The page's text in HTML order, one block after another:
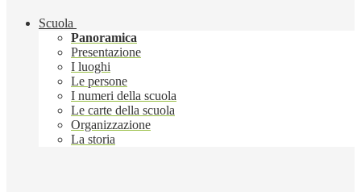
Scuola
Panoramica
Presentazione
I luoghi
Le persone
I numeri della scuola
Le carte della scuola
Organizzazione
La storia